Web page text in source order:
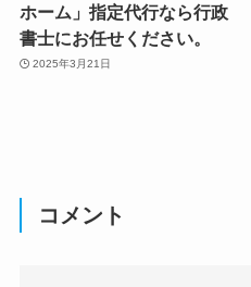
ホーム」指定代行なら行政
書士にお任せください。
2025年3月21日
コメント